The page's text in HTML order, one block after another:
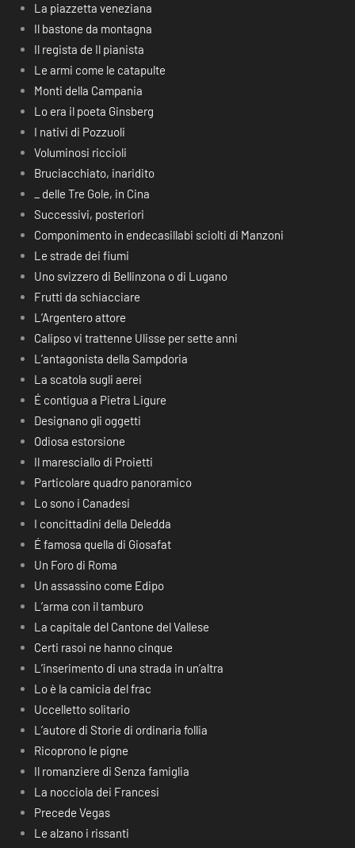
La piazzetta veneziana
Il bastone da montagna
Il regista de Il pianista
Le armi come le catapulte
Monti della Campania
Lo era il poeta Ginsberg
I nativi di Pozzuoli
Voluminosi riccioli
Bruciacchiato, inaridito
_ delle Tre Gole, in Cina
Successivi, posteriori
Componimento in endecasillabi sciolti di Manzoni
Le strade dei fiumi
Uno svizzero di Bellinzona o di Lugano
Frutti da schiacciare
L’Argentero attore
Calipso vi trattenne Ulisse per sette anni
L’antagonista della Sampdoria
La scatola sugli aerei
É contigua a Pietra Ligure
Designano gli oggetti
Odiosa estorsione
Il maresciallo di Proietti
Particolare quadro panoramico
Lo sono i Canadesi
I concittadini della Deledda
É famosa quella di Giosafat
Un Foro di Roma
Un assassino come Edipo
L’arma con il tamburo
La capitale del Cantone del Vallese
Certi rasoi ne hanno cinque
L’inserimento di una strada in un’altra
Lo è la camicia del frac
Uccelletto solitario
L’autore di Storie di ordinaria follia
Ricoprono le pigne
Il romanziere di Senza famiglia
La nocciola dei Francesi
Precede Vegas
Le alzano i rissanti